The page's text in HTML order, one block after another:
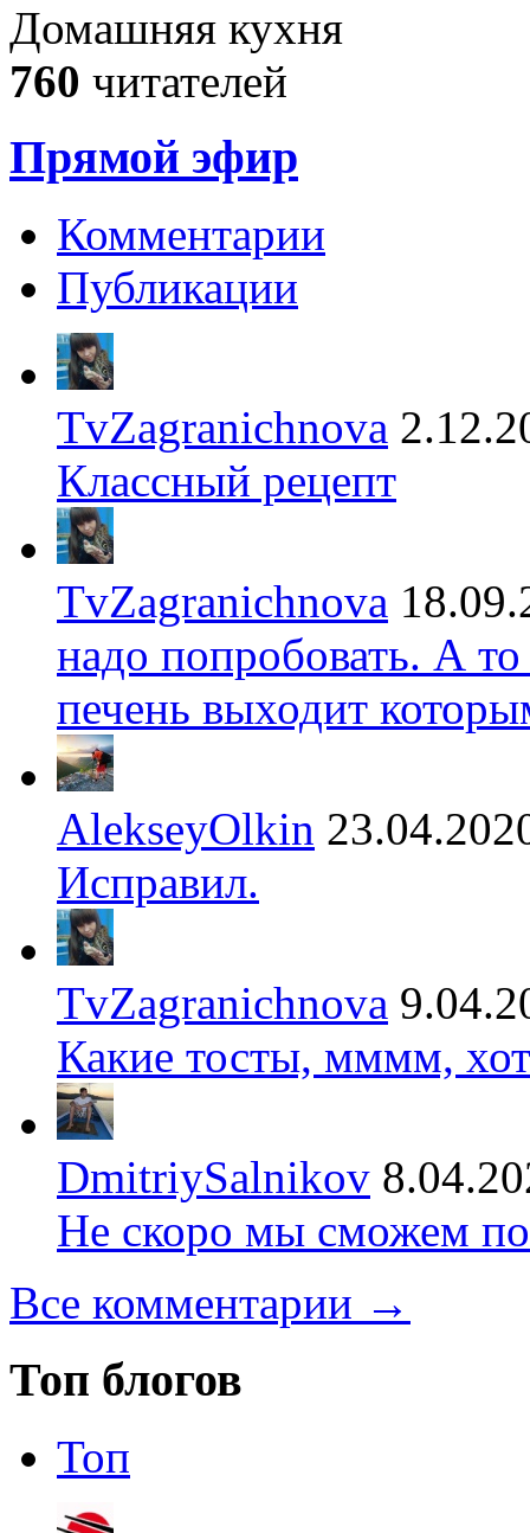
Домашняя кухня
760 читателей
Прямой эфир
Комментарии
Публикации
TvZagranichnova
Классный рецепт
TvZagranichnova
надо попробовать. А
печень выходит
AlekseyOlkin
Исправил.
TvZagranichnova
Какие тосты, мммм,
DmitriySalnikov
Не скоро мы сможем
Все комментарии →
Топ блогов
Топ